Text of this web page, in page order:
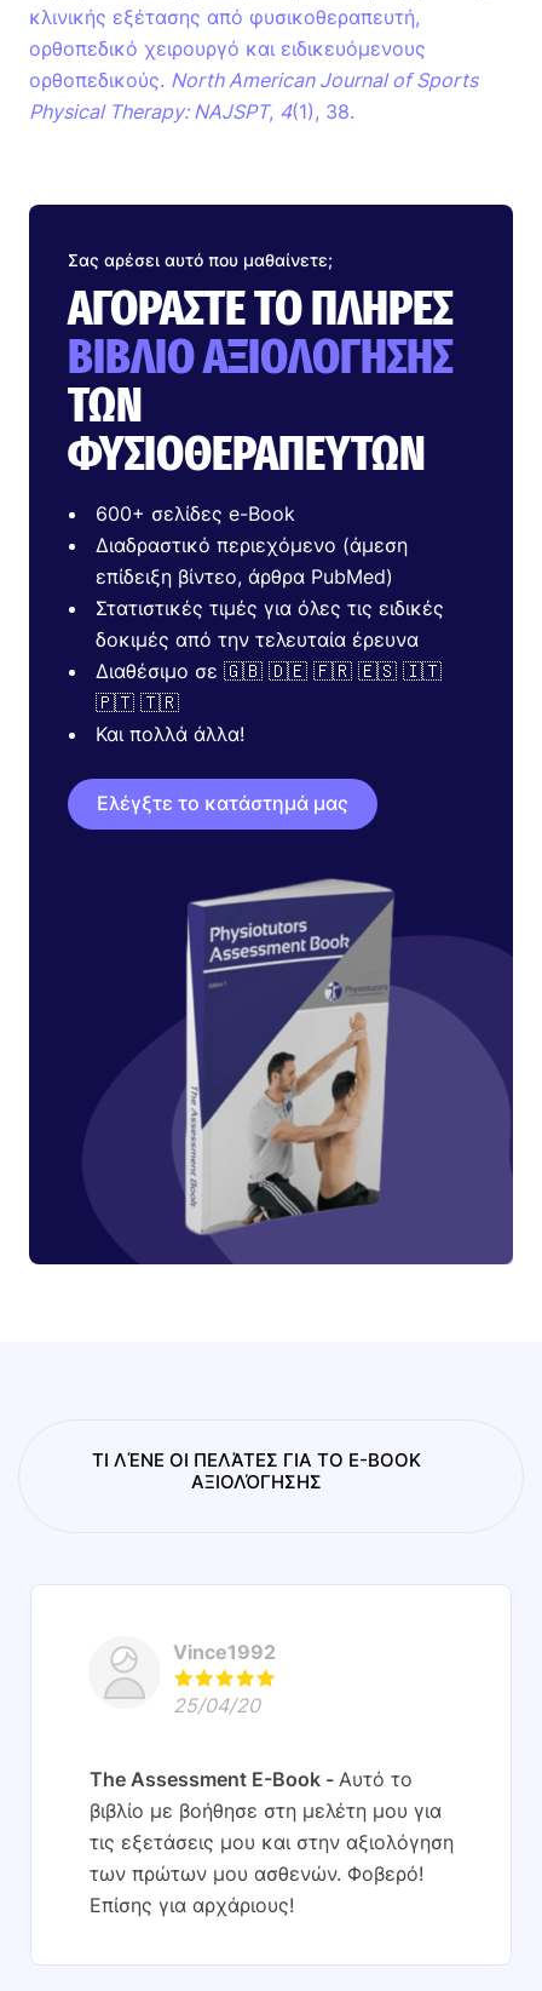
κλινικής εξέτασης από φυσικοθεραπευτή,
ορθοπεδικό χειρουργό και ειδικευόμενους
ορθοπεδικούς. North American Journal of Sports
Physical Therapy: NAJSPT, 4(1), 38.
Σας αρέσει αυτό που μαθαίνετε;
ΑΓΟΡΆΣΤΕ ΤΟ ΠΛΉΡΕΣ
ΒΙΒΛΊΟ ΑΞΙΟΛΌΓΗΣΗΣ
ΤΩΝ
ΦΥΣΙΟΘΕΡΑΠΕΥΤΏΝ
600+ σελίδες e-Book
Διαδραστικό περιεχόμενο (άμεση
επίδειξη βίντεο, άρθρα PubMed)
Στατιστικές τιμές για όλες τις ειδικές
δοκιμές από την τελευταία έρευνα
Διαθέσιμο σε 🇬🇧 🇩🇪 🇫🇷 🇪🇸 🇮🇹
🇵🇹 🇹🇷
Και πολλά άλλα!
Ελέγξτε το κατάστημά μας
ΤΙ ΛΈΝΕ ΟΙ ΠΕΛΆΤΕΣ ΓΙΑ ΤΟ E-BOOK
ΑΞΙΟΛΌΓΗΣΗΣ
Vince1992
25/04/20
The Assessment E-Book
Αυτό το
βιβλίο με βοήθησε στη μελέτη μου για
τις εξετάσεις μου και στην αξιολόγηση
των πρώτων μου ασθενών. Φοβερό!
Επίσης για αρχάριους!